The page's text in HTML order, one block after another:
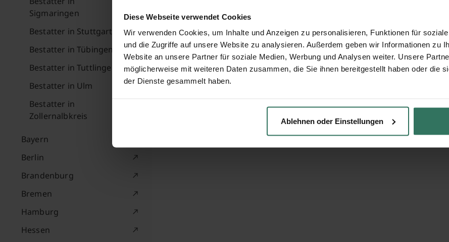
Diese Webseite verwendet Cookies
Wir verwenden Cookies, um Inhalte und Anzeigen zu personalisieren, Funktionen für
und die Zugriffe auf unsere Website zu analysieren. Außerdem geben wir Informationen zu
Website an unsere Partner für soziale Medien, Werbung und Analysen weiter. Unsere
möglicherweise mit weiteren Daten zusammen, die Sie ihnen bereitgestellt haben oder die
der Dienste gesammelt haben.
Ablehnen oder Einstellungen
Sigmaringen
Bestatter in Stuttgart
Bestatter in Tübingen
Bestatter in Tuttlingen
Bestatter in Ulm
Bestatter in
Zollernalbkreis
Bayern
Berlin
Brandenburg
Bremen
Hamburg
Hessen